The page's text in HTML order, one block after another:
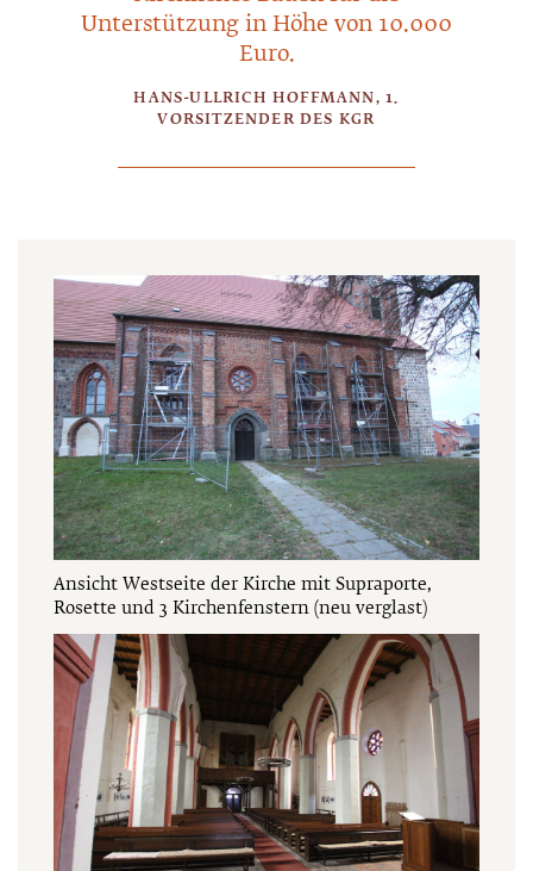
Unterstützung in Höhe von 10.000
Euro.
HANS-ULLRICH HOFFMANN, 1.
VORSITZENDER DES KGR
Ansicht Westseite der Kirche mit Supraporte,
Rosette und 3 Kirchenfenstern (neu verglast)